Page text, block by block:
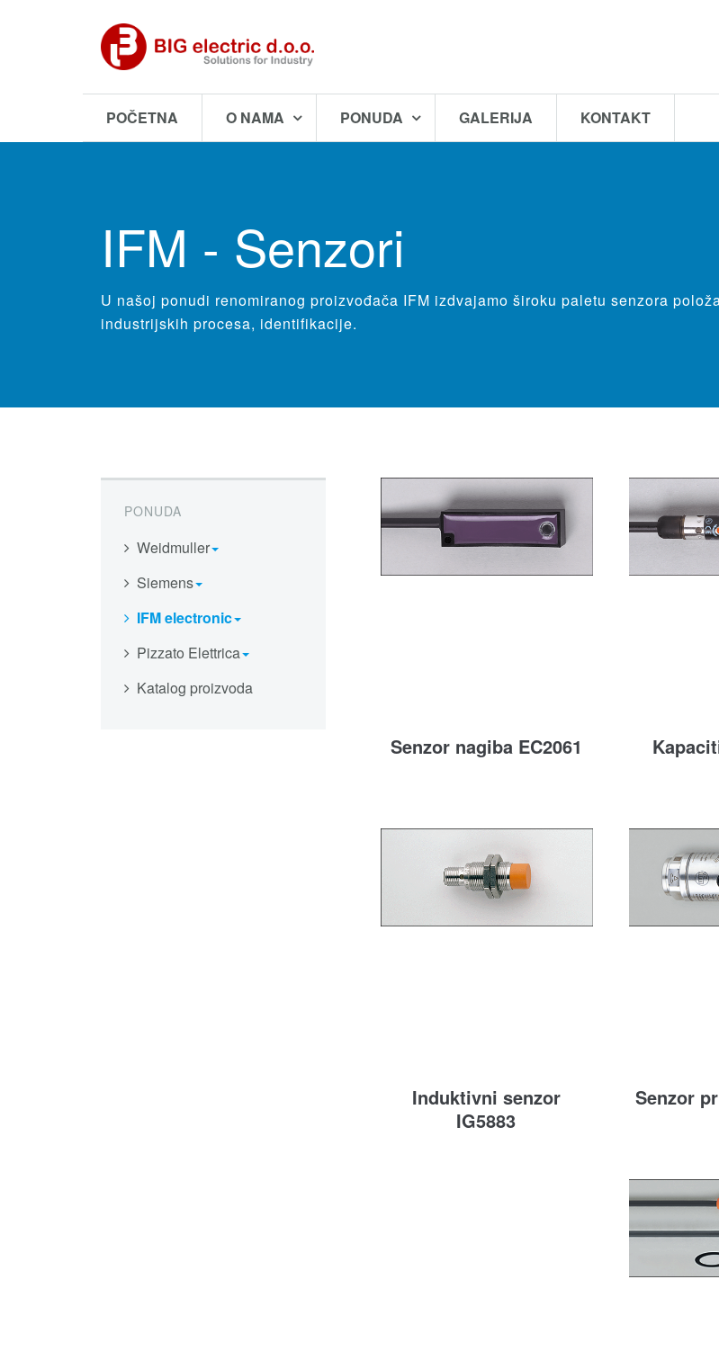
POČETNA O NAMA PONUDA GALERIJA KONTAKT
IFM - Senzori
U našoj ponudi renomiranog proizvođača IFM izdvajamo široku paletu senzora
industrijskih procesa, identifikacije.
Senzor nagiba EC2061
Induktivni senzor
IG5883
Senzor
PONUDA
Weidmuller
Siemens
IFM electronic
Pizzato Elettrica
Katalog proizvoda